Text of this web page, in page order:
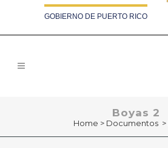
GOBIERNO DE PUERTO RICO
Boyas 2
Home > Documentos >